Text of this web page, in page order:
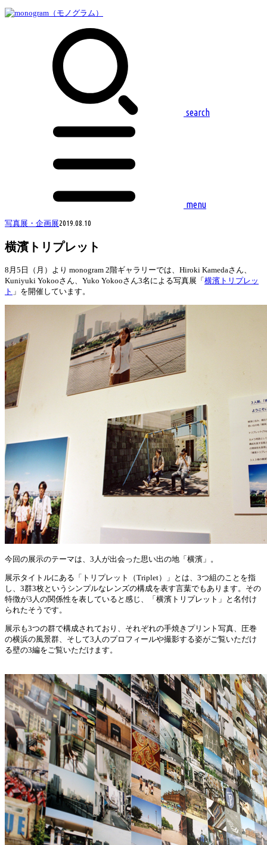
search
menu
写真展・企画展2019.08.10
横濱トリプレット
8月5日（月）より monogram 2階ギャラリーでは、Hiroki Kamedaさん、
Kuniyuki Yokooさん、Yuko Yokooさん3名による写真展「 横濱トリプレッ
ト 」を開催しています。
今回の展示のテーマは、3人が出会った思い出の地「横濱」。
展示タイトルにある「トリプレット（Triplet）」とは、3つ組のことを指
し、3群3枚というシンプルなレンズの構成を表す言葉でもあります。その
特徴が3人の関係性を表していると感じ、「横濱トリプレット」と名付け
られたそうです。
展示も3つの群で構成されており、それぞれの手焼きプリント写真、圧巻
の横浜の風景群、そして3人のプロフィールや撮影する姿がご覧いただけ
る壁の3編をご覧いただけます。